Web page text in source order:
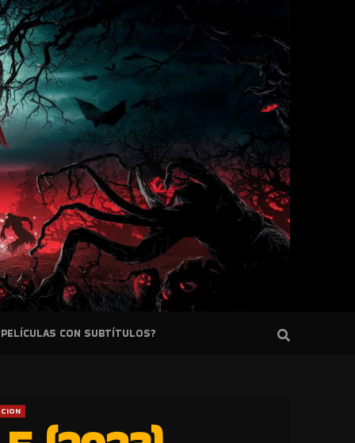
PELÍCULAS CON SUBTÍTULOS?